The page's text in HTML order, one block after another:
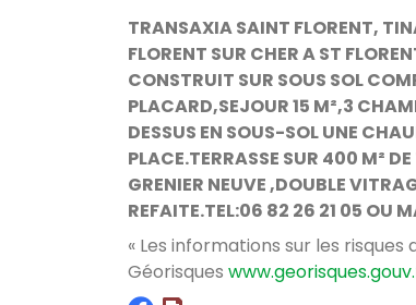
TRANSAXIA SAINT FLORENT,
FLORENT SUR CHER A ST
CONSTRUIT SUR SOUS SOL
PLACARD,SEJOUR 15 M²,3
DESSUS EN SOUS-SOL UNE
PLACE.TERRASSE SUR 400 M²
GRENIER NEUVE,DOUBLE
REFAITE.TEL:06 82 26 21 05
« Les informations sur les
Géorisques